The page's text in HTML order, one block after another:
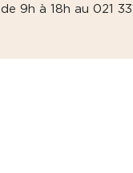
de 9h à 18h au 021